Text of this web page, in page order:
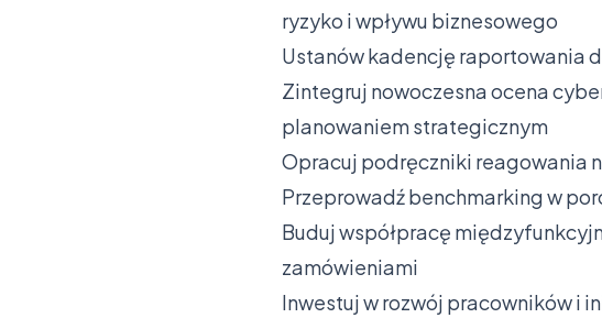
ryzyko i wpływu biznesowego
Ustanów kadencję raportowania
Zintegruj nowoczesna ocena
planowaniem strategicznym
Opracuj podręczniki reagowania
Przeprowadź benchmarking w
Buduj współpracę
zamówieniami
Inwestuj w rozwój pracowników i